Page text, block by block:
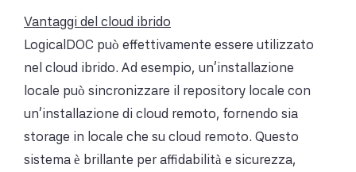
Vantaggi del cloud ibrido
LogicalDOC può effettivamente essere utilizzato
nel cloud ibrido. Ad esempio, un'installazione
locale può sincronizzare il repository locale con
un'installazione di cloud remoto, fornendo sia
storage in locale che su cloud remoto. Questo
sistema è brillante per affidabilità e sicurezza,